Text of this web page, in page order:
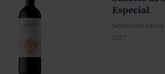
Especial
Señorío de Sarría
2017